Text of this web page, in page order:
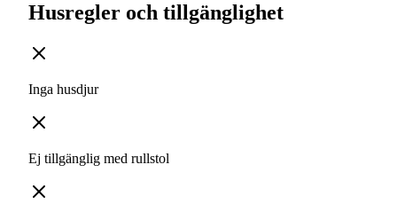
Husregler och tillgänglighet
Inga husdjur
Ej tillgänglig med rullstol